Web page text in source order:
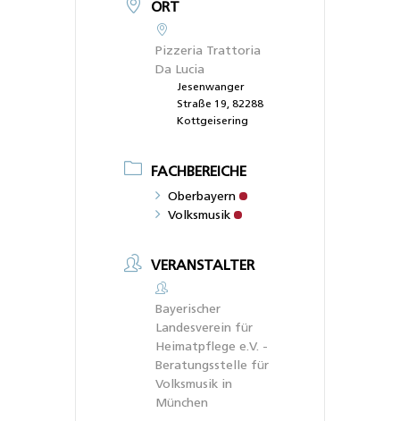
ORT
Pizzeria Trattoria
Da Lucia
Jesenwanger
Straße 19, 82288
Kottgeisering
FACHBEREICHE
Oberbayern
Volksmusik
VERANSTALTER
Bayerischer
Landesverein für
Heimatpflege e.V. -
Beratungsstelle für
Volksmusik in
München